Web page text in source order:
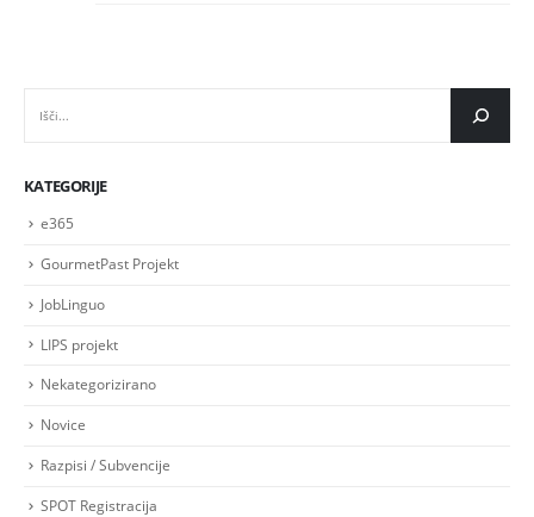
KATEGORIJE
e365
GourmetPast Projekt
JobLinguo
LIPS projekt
Nekategorizirano
Novice
Razpisi / Subvencije
SPOT Registracija